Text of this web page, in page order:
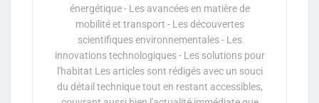
énergétique - Les avancées en matière de
mobilité et transport - Les découvertes
scientifiques environnementales - Les
innovations technologiques - Les solutions pour
l'habitat Les articles sont rédigés avec un souci
du détail technique tout en restant accessibles,